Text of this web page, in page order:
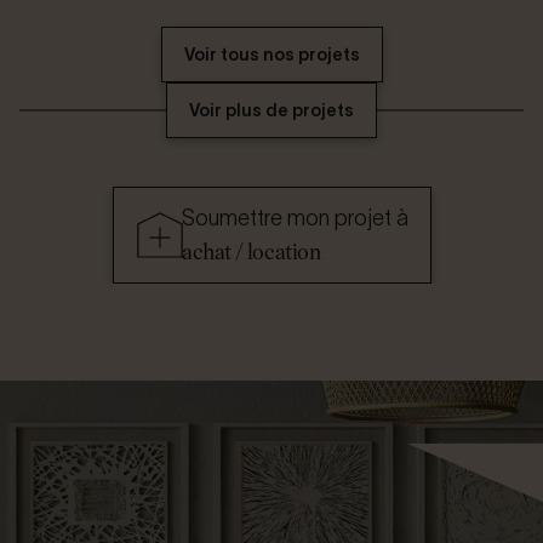
Voir tous nos projets
Voir plus de projets
Soumettre mon projet à
achat / location